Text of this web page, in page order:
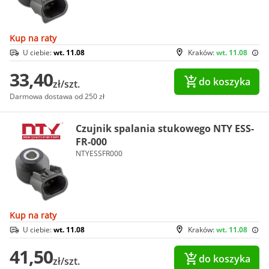
Kup na raty
Kraków:wt. 11.08
U ciebie:wt. 11.08
33,40zł/szt.
Darmowa dostawa od 250 zł
do koszyka
Czujnik spalania stukowego NTY ESS-
FR-000
NTYESSFR000
Kup na raty
Kraków:wt. 11.08
U ciebie:wt. 11.08
41,50zł/szt. do koszyka